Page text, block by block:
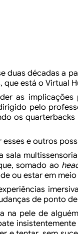
duas décadas a
que está o Virtual
as implicações
pelo
os
esses e outros
sala
somado ao
ou estar em
de ponto
na pele de